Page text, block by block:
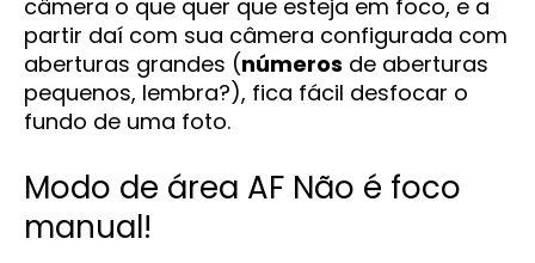
câmera o que quer que esteja em foco, e a
partir daí com sua câmera configurada com
aberturas grandes (números de aberturas
pequenos, lembra?), fica fácil desfocar o
fundo de uma foto.
Modo de área AF Não é foco
manual!